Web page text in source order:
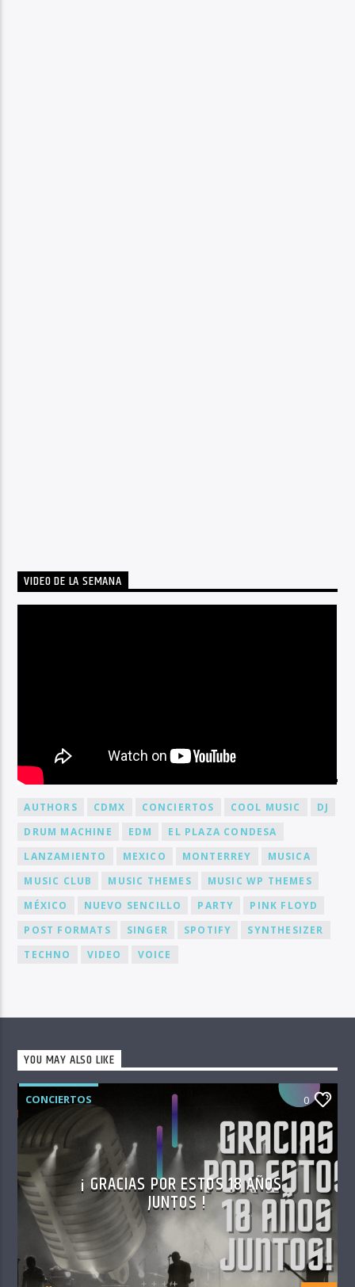
VIDEO DE LA SEMANA
BY TAG
AUTHORS CDMX CONCIERTOS COOL MUSIC
DJ
DRUM MACHINE
EDM
EL PLAZA CONDESA
LANZAMIENTO
MEXICO MONTERREY
MUSICA
MUSIC CLUB
MUSIC THEMES
MUSIC WP THEMES
MÉXICO
NUEVO SENCILLO PARTY
PINK FLOYD
POST FORMATS
SINGER SPOTIFY
SYNTHESIZER
TECHNO
VIDEO VOICE
YOU MAY ALSO LIKE
CONCIERTOS 0
¡ GRACIAS POR ESTOS 18 AÑOS
JUNTOS !